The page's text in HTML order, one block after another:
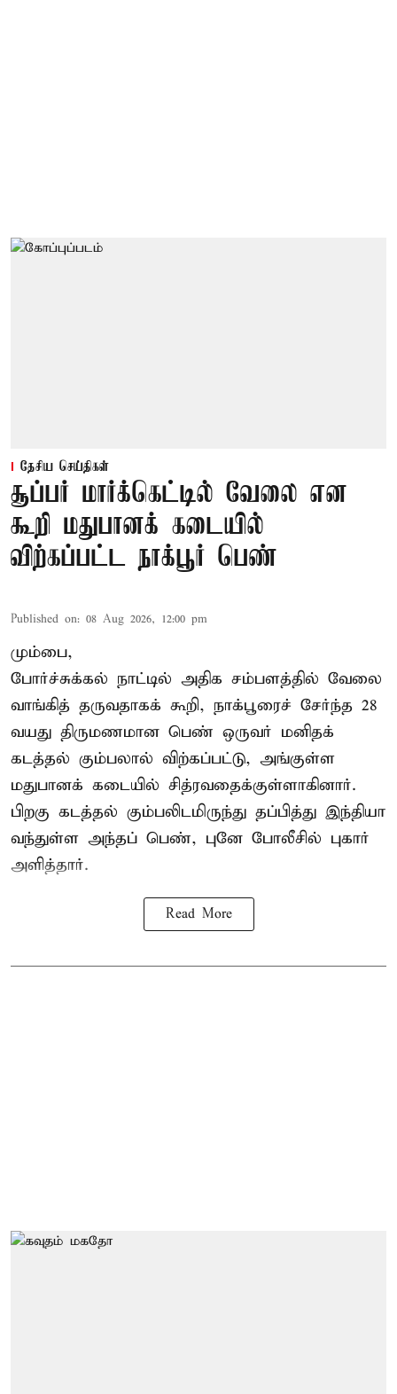
தேசிய செய்திகள்
சூப்பர் மார்க்கெட்டில் வேலை என
கூறி மதுபானக் கடையில்
விற்கப்பட்ட நாக்பூர் பெண்
Published on: 08 Aug 2026, 12:00 pm
மும்பை,
போர்ச்சுக்கல் நாட்டில் அதிக சம்பளத்தில் வேலை
வாங்கித் தருவதாகக் கூறி, நாக்பூரைச் சேர்ந்த 28
வயது திருமணமான பெண் ஒருவர் மனிதக்
கடத்தல் கும்பலால் விற்கப்பட்டு, அங்குள்ள
மதுபானக் கடையில் சித்ரவதைக்குள்ளாகினார்.
பிறகு கடத்தல் கும்பலிடமிருந்து தப்பித்து இந்தியா
வந்துள்ள அந்தப் பெண், புனே போலீசில் புகார்
அளித்தார்.
Read More